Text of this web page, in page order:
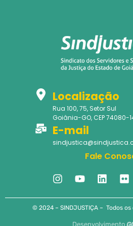
Localização
Rua 100, 75, Setor Sul
Goiânia-GO, CEP 74080-
E-mail
Fale
© 2024 – SINDJUSTIÇA – Todos
Desenvolvimento